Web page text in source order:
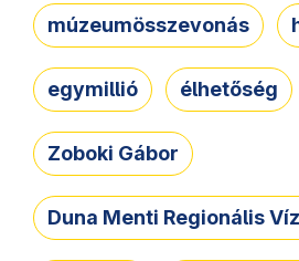
múzeumösszevonás
egymillió élhetőség
Zoboki Gábor
Duna Menti Regionális